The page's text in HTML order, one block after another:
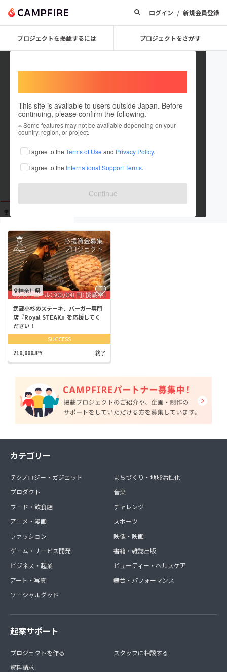
ログイン / 新規会員登録
プロジェクトを掲載するには プロジェクトをさがす
This site is available to users outside Japan. Before
continuing, please confirm the following.
※ Some features may not be available depending on your
country, region, or project.
I agree to the Terms of Use and Privacy Policy.
I agree to the International Support Terms.
Continue
mitsubati_san
出身国：未設定
神奈川県
武蔵小杉のステーキ、バーガー専門
店『Royal STEAK』を応援してく
ださい！
SUCCESS
210,000JPY 終了
カテゴリー
テクノロジー・ガジェット
プロダクト
フード・飲食店
アニメ・漫画
ファッション
ゲーム・サービス開発
ビジネス・起業
アート・写真
ソーシャルグッド
まちづくり・地域活性化
音楽
チャレンジ
スポーツ
映像・映画
書籍・雑誌出版
ビューティー・ヘルスケア
舞台・パフォーマンス
起案サポート
プロジェクトを作る
資料請求
スタッフに相談する